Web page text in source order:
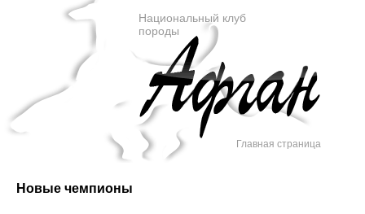
Национальный клуб
породы
Главная страница
Новые чемпионы